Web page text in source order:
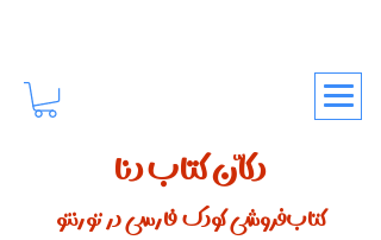
دکّان کتاب دنا
کتاب‌فروشی کودک فارسی در تورنتو